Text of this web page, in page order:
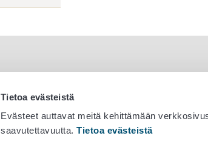
Tietoa evästeistä
Evästeet auttavat meitä kehittämään
saavutettavuutta.Tietoa evästeistä